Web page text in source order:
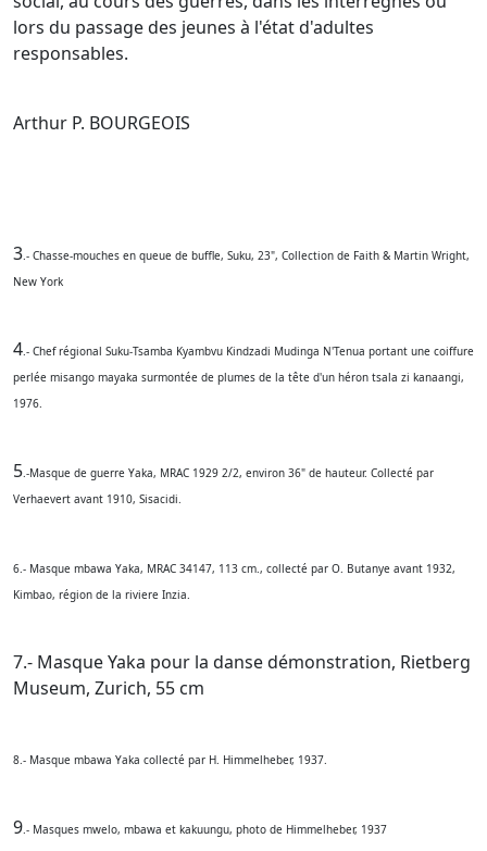
lors du passage des jeunes à l'état d'adultes
responsables.
Arthur P. BOURGEOIS
3.- Chasse-mouches en queue de buffle, Suku, 23", Collection de Faith & Martin Wright,
New York
4.- Chef régional Suku-Tsamba Kyambvu Kindzadi Mudinga N'Tenua portant une coiffure
perlée misango mayaka surmontée de plumes de la tête d'un héron tsala zi kanaangi,
1976.
5.-Masque de guerre Yaka, MRAC 1929 2/2, environ 36" de hauteur. Collecté par
Verhaevert avant 1910, Sisacidi.
6.- Masque mbawa Yaka, MRAC 34147, 113 cm., collecté par O. Butanye avant 1932,
Kimbao, région de la riviere Inzia.
7.- Masque Yaka pour la danse démonstration, Rietberg
Museum, Zurich, 55 cm
8.- Masque mbawa Yaka collecté par H. Himmelheber, 1937.
9.- Masques mwelo, mbawa et kakuungu, photo de Himmelheber, 1937